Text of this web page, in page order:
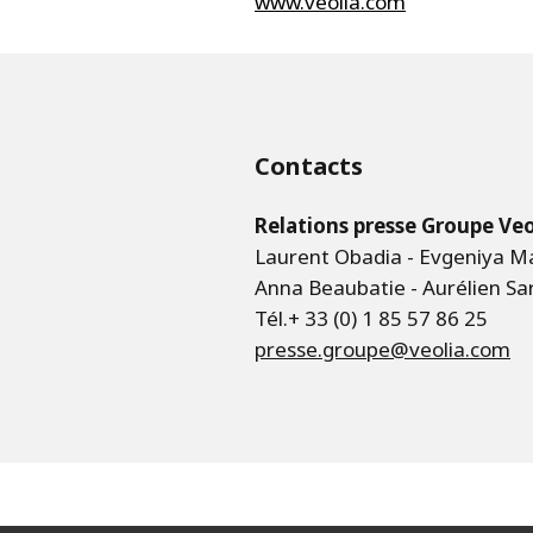
Contacts
Relations presse Groupe
Laurent Obadia - Evgeniya
Anna Beaubatie - Aurélien
Tél.+ 33 (0) 1 85 57 86 25
presse.groupe@veolia.com